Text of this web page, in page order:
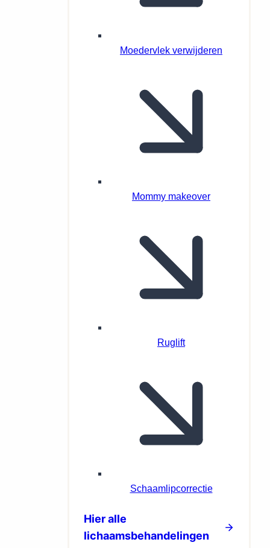
Moedervlek verwijderen
Mommy makeover
Ruglift
Schaamlipcorrectie
Hier alle
lichaamsbehandelingen